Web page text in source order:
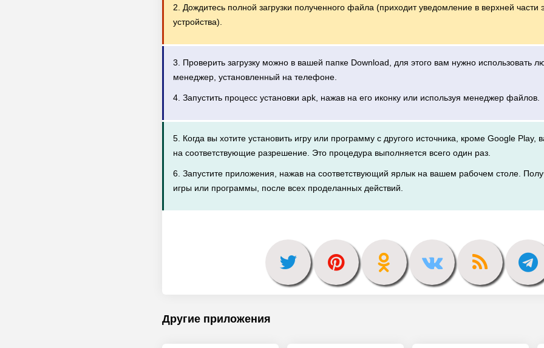
2. Дождитесь полной загрузки полученного файла (приходит уведомление в верхней части
устройства).
3. Проверить загрузку можно в вашей папке Download, для этого вам нужно использовать
менеджер, установленный на телефоне.
4. Запустить процесс установки apk, нажав на его иконку или используя менеджер файлов.
5. Когда вы хотите установить игру или программу с другого источника, кроме Google Play,
на соответствующие разрешение. Это процедура выполняется всего один раз.
6. Запустите приложения, нажав на соответствующий ярлык на вашем рабочем столе.
игры или программы, после всех проделанных действий.
Другие приложения